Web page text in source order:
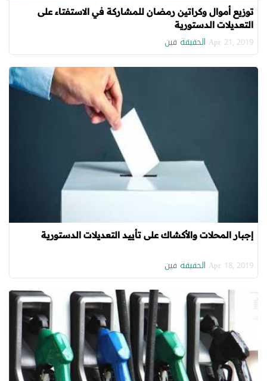
توزيع أموال وكراتين رمضان للمشاركة في الاستفتاء على
التعديلات الدستورية
Apr. 21, 2019 الحقيقة فين
إجبار المحلات والأكشاك على تأييد التعديلات الدستورية
Apr. 18, 2019 الحقيقة فين